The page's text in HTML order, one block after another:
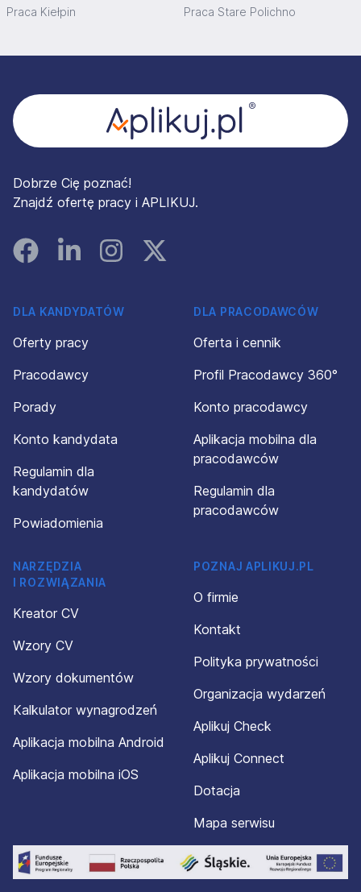
Praca Kiełpin Praca Stare Polichno
Dobrze Cię poznać!
Znajdź ofertę pracy i APLIKUJ.
FacebookLinked InInstagramInstagram
DLA KANDYDATÓW
Oferty pracy
Pracodawcy
Porady
Konto kandydata
Regulamin dla
kandydatów
Powiadomienia
DLA PRACODAWCÓW
Oferta i cennik
Profil Pracodawcy 360°
Konto pracodawcy
Aplikacja mobilna dla
pracodawców
Regulamin dla
pracodawców
NARZĘDZIA
I ROZWIĄZANIA
Kreator CV
Wzory CV
Wzory dokumentów
Kalkulator wynagrodzeń
Aplikacja mobilna Android
Aplikacja mobilna iOS
POZNAJ APLIKUJ.PL
O firmie
Kontakt
Polityka prywatności
Organizacja wydarzeń
Aplikuj Check
Aplikuj Connect
Dotacja
Mapa serwisu